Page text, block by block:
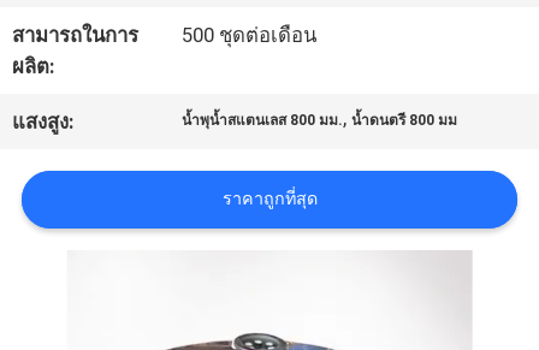
เรา
ขอ
ใบ
เสนอ
สามารถในการ
ผลิต:
500 ชุดต่อเดือน
แสงสูง: น้ำพุน้ำสแตนเลส 800 มม.,น้ำดนตรี 800 มม
ราคาถูกที่สุด